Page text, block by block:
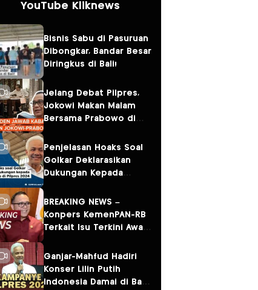
YouTube Kliknews
Bisnis Sabu di Pasuruan
Dibongkar, Bandar Besar
Diringkus di Bali!
Jelang Debat Pilpres,
Jokowi Makan Malam
Bersama Prabowo di
Penjelasan Hoaks Soal
Golkar Deklarasikan
Dukungan Kepada
Pilpres 2024
BREAKING NEWS –
Konpers KemenPAN-RB
Terkait Isu Terkini Awal
Ganjar-Mahfud Hadiri
Konser Lilin Putih
Indonesia Damai di Balai